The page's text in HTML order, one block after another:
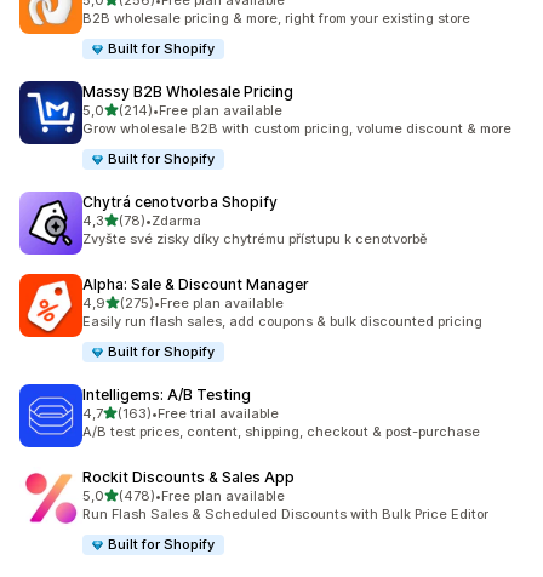
Celkový počet recenzí: 256
B2B wholesale pricing & more, right from your existing store
Built for Shopify
Massy B2B Wholesale Pricing
5,0z 5 hvězd
(214)
Celkový počet recenzí: 214
•Free plan available
Grow wholesale B2B with custom pricing, volume discount & more
Built for Shopify
Chytrá cenotvorba Shopify
4,3z 5 hvězd
(78)
Celkový počet recenzí: 78
•Zdarma
Zvyšte své zisky díky chytrému přístupu k cenotvorbě
Alpha: Sale & Discount Manager
4,9z 5 hvězd
(275)
Celkový počet recenzí: 275
•Free plan available
Easily run flash sales, add coupons & bulk discounted pricing
Built for Shopify
Intelligems: A/B Testing
4,7z 5 hvězd
(163)
Celkový počet recenzí: 163
•Free trial available
A/B test prices, content, shipping, checkout & post-purchase
Rockit Discounts & Sales App
5,0z 5 hvězd
(478)
Celkový počet recenzí: 478
•Free plan available
Run Flash Sales & Scheduled Discounts with Bulk Price Editor
Built for Shopify